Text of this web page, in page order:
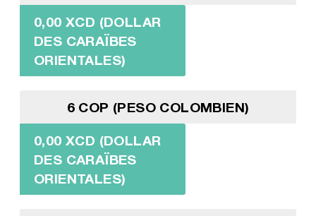
0,00 XCD (DOLLAR
DES CARAÏBES
ORIENTALES)
6 COP (PESO COLOMBIEN)
0,00 XCD (DOLLAR
DES CARAÏBES
ORIENTALES)